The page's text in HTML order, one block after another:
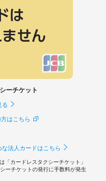
ーチケット
る
はこちら
法人カードはこちら
「カードレスタクシーチケット」
ーチケットの発行に手数料が発生